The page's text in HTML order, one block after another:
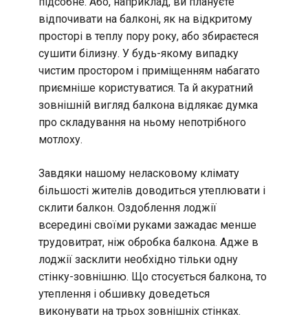
відпочивати на балконі, як на відкритому
просторі в теплу пору року, або збираєтеся
сушити білизну. У будь-якому випадку
чистим простором і приміщенням набагато
приємніше користуватися. Та й акуратний
зовнішній вигляд балкона відлякає думка
про складування на ньому непотрібного
мотлоху.
Завдяки нашому неласковому клімату
більшості жителів доводиться утеплювати і
склити балкон. Оздоблення лоджії
всередині своїми руками зажадає менше
трудовитрат, ніж обробка балкона. Адже в
лоджії засклити необхідно тільки одну
стінку-зовнішню. Що стосується балкона, то
утеплення і обшивку доведеться
виконувати на трьох зовнішніх стінках.